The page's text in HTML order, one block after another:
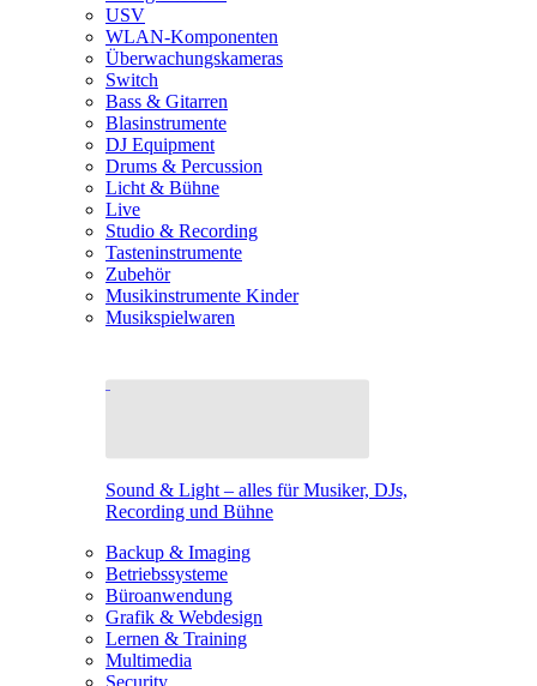
USV
WLAN-Komponenten
Überwachungskameras
Switch
Bass & Gitarren
Blasinstrumente
DJ Equipment
Drums & Percussion
Licht & Bühne
Live
Studio & Recording
Tasteninstrumente
Zubehör
Musikinstrumente Kinder
Musikspielwaren
Sound & Light – alles für Musiker, DJs,
Recording und Bühne
Backup & Imaging
Betriebssysteme
Büroanwendung
Grafik & Webdesign
Lernen & Training
Multimedia
Security